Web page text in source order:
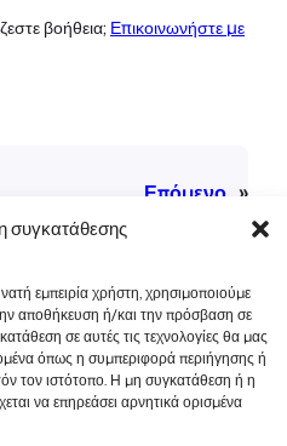
συγκατάθεσης
εμπειρία χρήστη, χρησιμοποιούμε
αποθήκευση ή/και την πρόσβαση σε
σε αυτές τις τεχνολογίες θα μας
όπως η συμπεριφορά περιήγησης ή
τον ιστότοπο. Η μη συγκατάθεση ή η
να επηρεάσει αρνητικά ορισμένα
βοήθεια;Επικοινωνήστε με
Επόμενο »
© 2026 FooEvents. Όλα
διατηρούνται.